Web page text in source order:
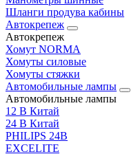
Шланги продува кабины
Автокрепеж
Автокрепеж
Хомут NORMA
Хомуты силовые
Хомуты стяжки
Автомобильные лампы
Автомобильные лампы
12 В Китай
24 В Китай
PHILIPS 24В
EXCELITE